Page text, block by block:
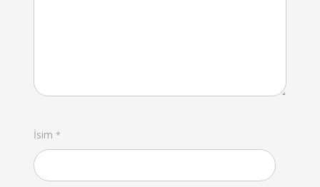
İsim *